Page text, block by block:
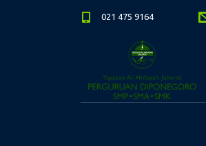
021 475 9164